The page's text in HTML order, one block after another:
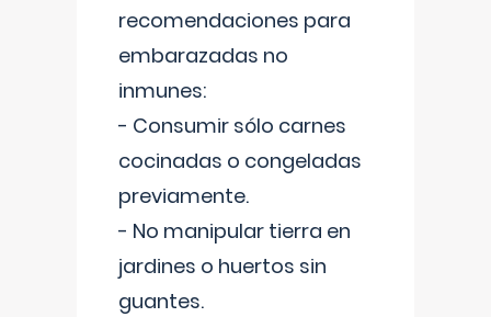
recomendaciones para
embarazadas no
inmunes:
- Consumir sólo carnes
cocinadas o congeladas
previamente.
- No manipular tierra en
jardines o huertos sin
guantes.